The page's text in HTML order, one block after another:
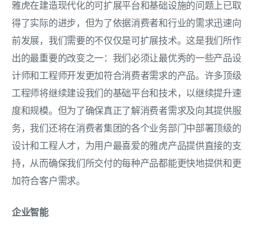
雅虎在建造现代化的可扩展平台和基础设施的问题上已取
得了实际的进步，但为了依据消费者和行业的需求迅速向
前发展，我们需要的不仅仅是可扩展技术。这是我们所作
出的最重要的改变之一：我们必须让最优秀的一些产品设
计师和工程师开发更加符合消费者需求的产品。许多顶级
工程师将继续建设我们的基础平台和技术，以继续提升速
度和规模。但为了确保真正了解消费者需求及向其提供服
务，我们还将在消费者集团的各个业务部门中部署顶级的
设计和工程人才，为用户最喜爱的雅虎产品提供直接的支
持，从而确保我们所交付的每种产品都能更快地提供和更
加符合客户需求。
企业智能